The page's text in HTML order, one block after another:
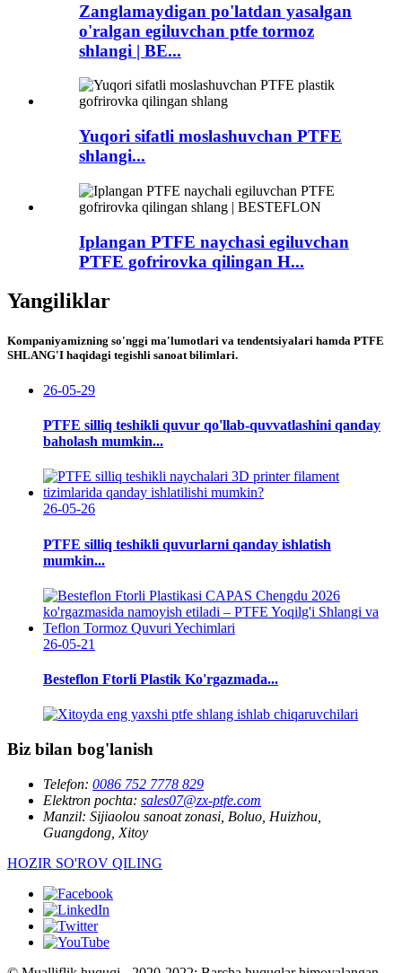
Zanglamaydigan po'latdan yasalgan
o'ralgan egiluvchan ptfe tormoz
shlangi | BE...
Yuqori sifatli moslashuvchan PTFE
shlangi...
Iplangan PTFE naychasi egiluvchan
PTFE gofrirovka qilingan H...
Yangiliklar
Kompaniyamizning so'nggi ma'lumotlari va tendentsiyalari hamda PTFE
SHLANG'I haqidagi tegishli sanoat bilimlari.
26-05-29
PTFE silliq teshikli quvur qo'llab-quvvatlashini qanday
baholash mumkin...
26-05-26
PTFE silliq teshikli quvurlarni qanday ishlatish
mumkin...
26-05-21
Besteflon Ftorli Plastik Ko'rgazmada...
Biz bilan bog'lanish
Telefon: 0086 752 7778 829
Elektron pochta: sales07@zx-ptfe.com
Manzil: Sijiaolou sanoat zonasi, Boluo, Huizhou,
Guangdong, Xitoy
HOZIR SO'ROV QILING